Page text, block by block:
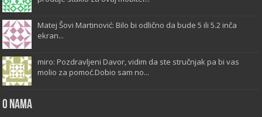
Matej Šovi Martinović: Bilo bi odlično da bude 5 ili 5.2 inča
ekran...
miro: Pozdravljeni Davor, vidim da ste stručnjak pa bi vas
molio za pomoć.Dobio sam no...
O Nama